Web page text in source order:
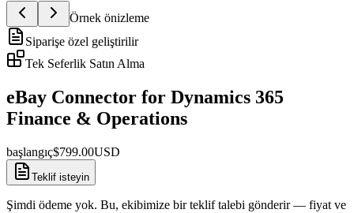
Örnek önizleme
Siparişe özel geliştirilir
Tek Seferlik Satın Alma
eBay Connector for Dynamics 365
Finance & Operations
başlangıç$799.00USD
Teklif isteyin
Şimdi ödeme yok. Bu, ekibimize bir teklif talebi gönderir — fiyat ve